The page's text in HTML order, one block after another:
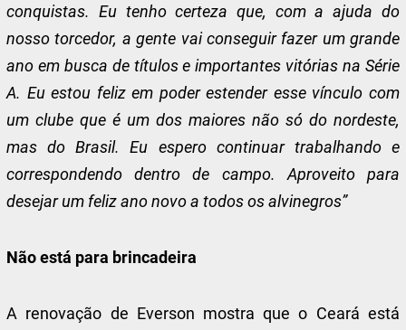
conquistas. Eu tenho certeza que, com a ajuda do
nosso torcedor, a gente vai conseguir fazer um grande
ano em busca de títulos e importantes vitórias na Série
A. Eu estou feliz em poder estender esse vínculo com
um clube que é um dos maiores não só do nordeste,
mas do Brasil. Eu espero continuar trabalhando e
correspondendo dentro de campo. Aproveito para
desejar um feliz ano novo a todos os alvinegros”
Não está para brincadeira
A renovação de Everson mostra que o Ceará está